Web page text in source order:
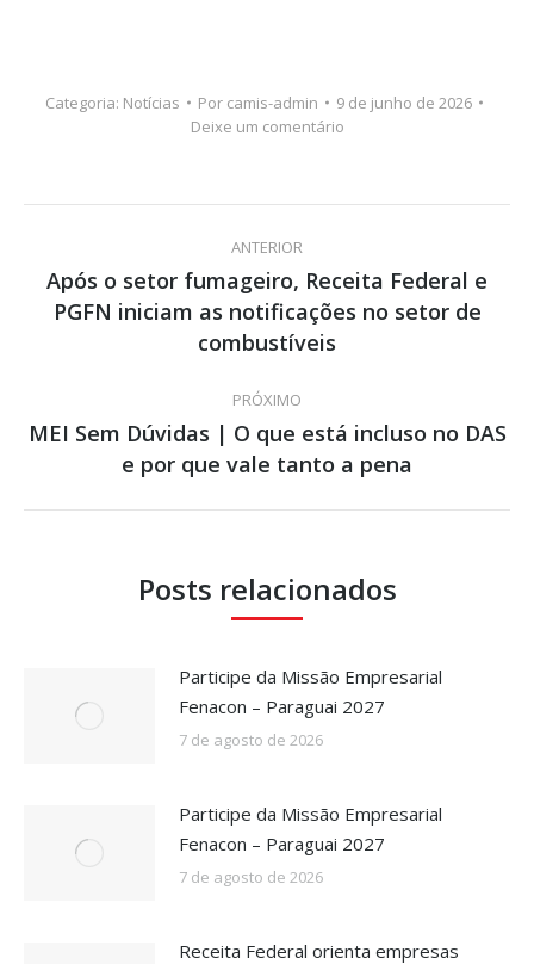
Categoria: Notícias Por camis-admin
9 de junho de 2026
Deixe um comentário
Navegação
de
post:
ANTERIOR
Post
anterior:
Após o setor fumageiro, Receita Federal e
PGFN iniciam as notificações no setor de
combustíveis
PRÓXIMO
Próximo
post:
MEI Sem Dúvidas | O que está incluso no DAS
e por que vale tanto a pena
Posts relacionados
Participe da Missão Empresarial
Fenacon – Paraguai 2027
7 de agosto de 2026
Participe da Missão Empresarial
Fenacon – Paraguai 2027
7 de agosto de 2026
Receita Federal orienta empresas